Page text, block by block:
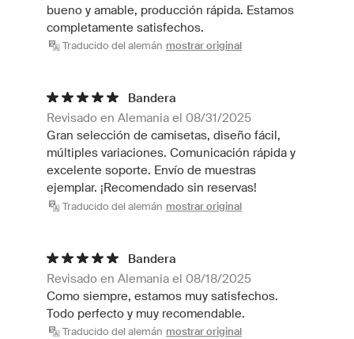
bueno y amable, producción rápida. Estamos
completamente satisfechos.
Traducido del alemán mostrar original
Bandera
Revisado en Alemania el 08/31/2025
Gran selección de camisetas, diseño fácil,
múltiples variaciones. Comunicación rápida y
excelente soporte. Envío de muestras
ejemplar. ¡Recomendado sin reservas!
Traducido del alemán mostrar original
Bandera
Revisado en Alemania el 08/18/2025
Como siempre, estamos muy satisfechos.
Todo perfecto y muy recomendable.
Traducido del alemán mostrar original